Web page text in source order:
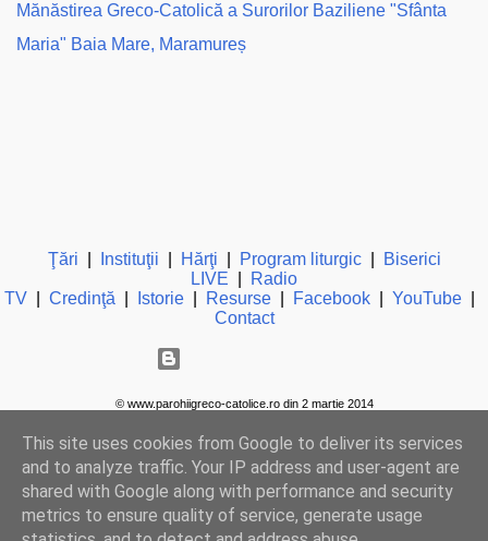
Mănăstirea Greco-Catolică a Surorilor Baziliene "Sfânta
Maria" Baia Mare, Maramureș
Ţări Instituţii Hărţi Program liturgic|
Biserici
LIVE
Radio
TV
Credinţă Istorie Resurse Facebook YouTube
Contact
© www.parohiigreco-catolice.ro din 2 martie 2014
This site uses cookies from Google to deliver its services
and to analyze traffic. Your IP address and user-agent are
shared with Google along with performance and security
metrics to ensure quality of service, generate usage